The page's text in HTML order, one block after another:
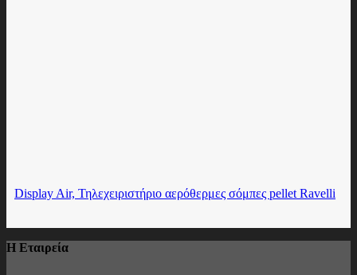
Display Air, Τηλεχειριστήριο αερόθερμες σόμπες pellet Ravelli
Η Εταιρεία